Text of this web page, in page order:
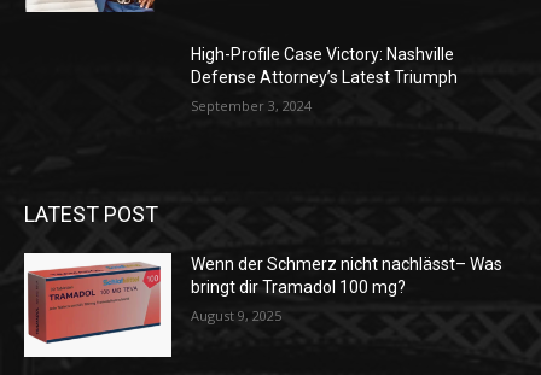
High-Profile Case Victory: Nashville
Defense Attorney’s Latest Triumph
September 3, 2024
LATEST POST
Wenn der Schmerz nicht nachlässt– Was
bringt dir Tramadol 100 mg?
August 9, 2025